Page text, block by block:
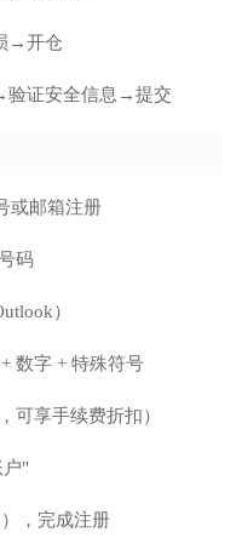
→开仓
验证安全信息→提交
或邮箱注册
码
）
数字 + 特殊符号
可享手续费折扣）
"
，完成注册